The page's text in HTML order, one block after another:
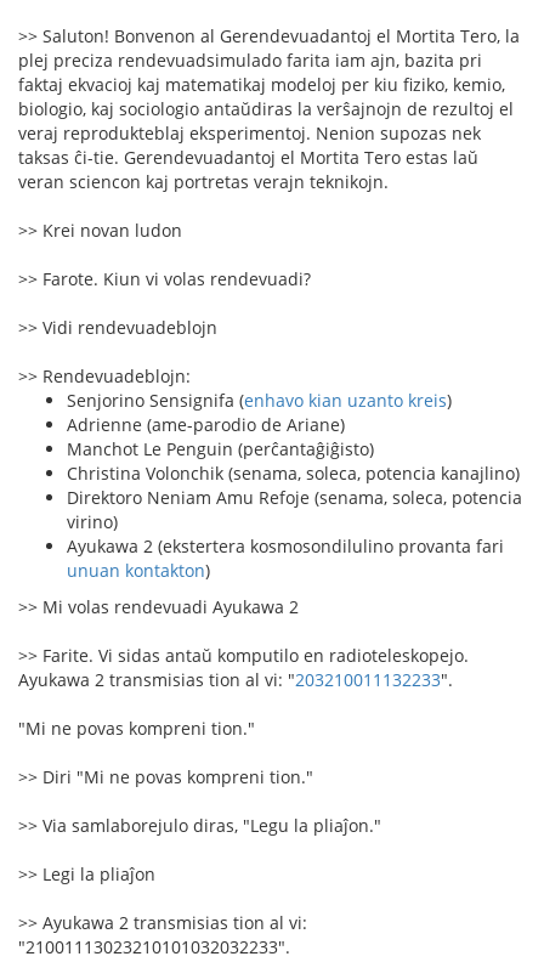
>> Saluton! Bonvenon al Gerendevuadantoj el Mortita Tero, la
plej preciza rendevuadsimulado farita iam ajn, bazita pri
faktaj ekvacioj kaj matematikaj modeloj per kiu fiziko, kemio,
biologio, kaj sociologio antaŭdiras la verŝajnojn de rezultoj el
veraj reprodukteblaj eksperimentoj. Nenion supozas nek
taksas ĉi-tie. Gerendevuadantoj el Mortita Tero estas laŭ
veran sciencon kaj portretas verajn teknikojn.
>> Krei novan ludon
>> Farote. Kiun vi volas rendevuadi?
>> Vidi rendevuadeblojn
>> Rendevuadeblojn:
Senjorino Sensignifa (enhavo kian uzanto kreis)
Adrienne (ame-parodio de Ariane)
Manchot Le Penguin (perĉantaĝiĝisto)
Christina Volonchik (senama, soleca, potencia kanajlino)
Direktoro Neniam Amu Refoje (senama, soleca, potencia
virino)
Ayukawa 2 (ekstertera kosmosondilulino provanta fari
unuan kontakton)
>> Mi volas rendevuadi Ayukawa 2
>> Farite. Vi sidas antaŭ komputilo en radioteleskopejo.
Ayukawa 2 transmisias tion al vi: "203210011132233".
"Mi ne povas kompreni tion."
>> Diri "Mi ne povas kompreni tion."
>> Via samlaborejulo diras, "Legu la pliaĵon."
>> Legi la pliaĵon
>> Ayukawa 2 transmisias tion al vi:
"21001113023210101032032233".